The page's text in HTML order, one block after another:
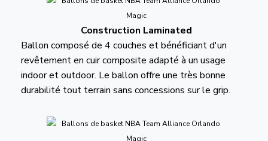
Construction Laminated
Ballon composé de 4 couches et bénéficiant d'un
revêtement en cuir composite adapté à un usage
indoor et outdoor. Le ballon offre une très bonne
durabilité tout terrain sans concessions sur le grip.